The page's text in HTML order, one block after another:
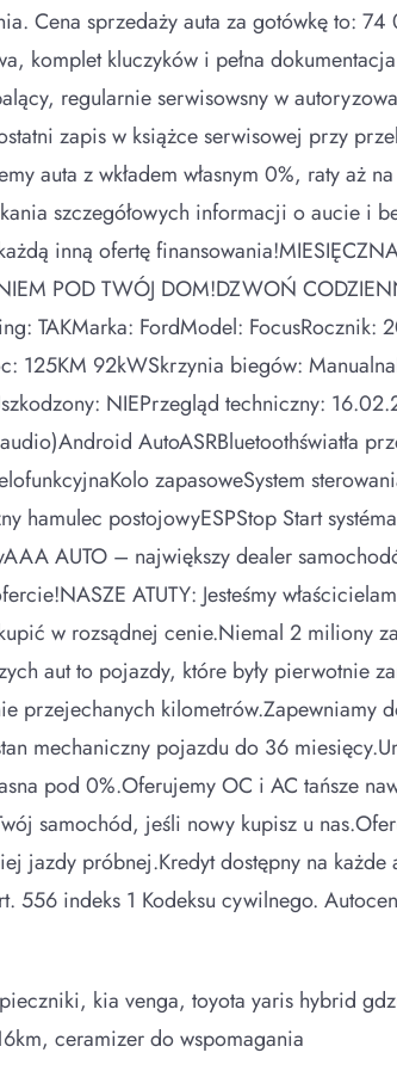
Cena sprzedaży auta za gotówkę to:
komplet kluczyków i pełna
regularnie serwisowsny w
zapis w książce serwisowej przy
auta z wkładem własnym 0%, raty aż
szczegółowych informacji o aucie i
inną ofertę
POD TWÓJ DOM!DZWOŃ
TAKMarka: FordModel:
125KM 92kWSkrzynia biegów:
NIEPrzegląd techniczny:
AutoASRBluetoothświatła
zapasoweSystem
hamulec postojowyESPStop Start
AUTO – największy dealer
ATUTY: Jesteśmy
w rozsądnej cenie.Niemal 2 miliony
aut to pojazdy, które były pierwotnie
przejechanych
mechaniczny pojazdu do 36
pod 0%.Oferujemy OC i AC tańsze
samochód, jeśli nowy kupisz u
jazdy próbnej.Kredyt dostępny na
556 indeks 1 Kodeksu cywilnego.
kia venga, toyota yaris hybrid
ceramizer do wspomagania